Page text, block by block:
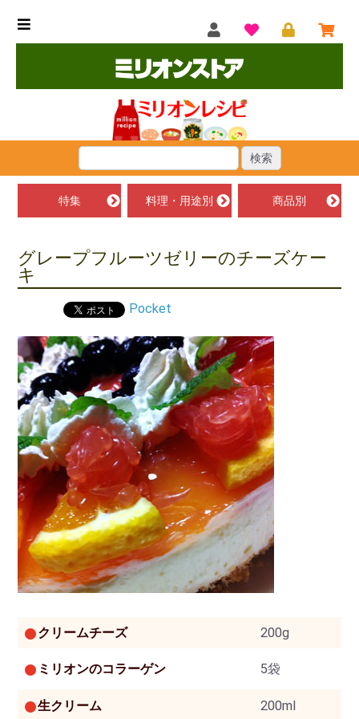
特集 料理・用途別 商品別
グレープフルーツゼリーのチーズケー
キ
Pocket
クリームチーズ 200g
ミリオンのコラーゲン 5袋
生クリーム 200ml